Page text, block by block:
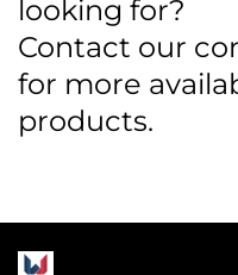
looking for?
Contact our
for more
products.